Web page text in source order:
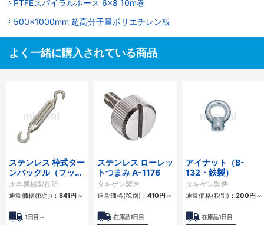
PTFEスパイラルホース 6×8 10m巻
500x1000mm 超高分子量ポリエチレン板
よく一緒に購入されている商品
ステンレス 枠式ター
ンバックル（フック
&フック） TBシリー
ズ
水本機械製作所
通常価格(税別)： 841円～
1日目～
ステンレス ローレッ
トつまみ A-1176
タキゲン製造
通常価格(税別)： 410円～
在庫品1日目
アイナット（B-
132・鉄製）
タキゲン製造
通常価格(税別)： 200円～
在庫品1日目